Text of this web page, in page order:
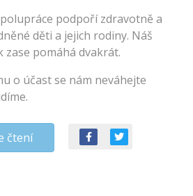
podpoří zdravotně a
děti a jejich rodiny. Náš
pomáhá dvakrát.
o účast se nám neváhejte
čtení